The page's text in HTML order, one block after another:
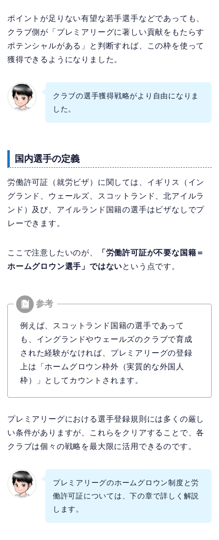
ポイントが足りない有望な若手選手などであっても、
クラブ側が「プレミアリーグに著しい貢献をもたらす
ポテンシャルがある」と判断すれば、この枠を使って
獲得できるようになりました。
クラブの選手獲得戦略がより自由になりま
した。
国内選手の定義
労働許可証（就労ビザ）に関しては、イギリス（イン
グランド、ウェールズ、スコットランド、北アイルラ
ンド）及び、アイルランド国籍の選手はビザなしでプ
レーできます。
ここで注意したいのが、
「労働許可証が不要な国籍＝
ホームグロウン選手」ではないという点です。
例えば、スコットランド国籍の選手であって
も、イングランドやウェールズのクラブで育成
された経験がなければ、プレミアリーグの登録
上は「ホームグロウン枠外（実質的な外国人
枠）」としてカウントされます。
プレミアリーグにおける選手登録規則には多くの厳し
い条件がありますが、これらをクリアすることで、各
クラブは個々の戦略を最大限に活用できるのです。
プレミアリーグのホームグロウン制度と労
働許可証については、下の章で詳しく解説
します。